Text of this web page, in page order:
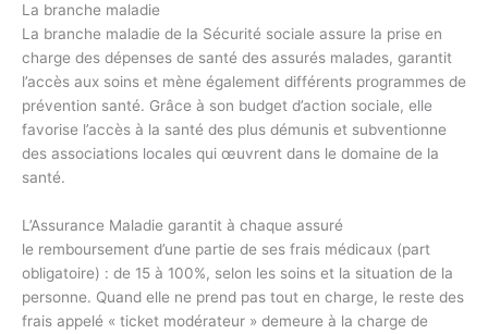
La branche maladie
La branche maladie de la Sécurité sociale assure la prise en
charge des dépenses de santé des assurés malades, garantit
l’accès aux soins et mène également différents programmes de
prévention santé. Grâce à son budget d’action sociale, elle
favorise l’accès à la santé des plus démunis et subventionne
des associations locales qui œuvrent dans le domaine de la
santé.
L’Assurance Maladie garantit à chaque assuré
le remboursement d’une partie de ses frais médicaux (part
obligatoire) : de 15 à 100%, selon les soins et la situation de la
personne. Quand elle ne prend pas tout en charge, le reste des
frais appelé « ticket modérateur » demeure à la charge de